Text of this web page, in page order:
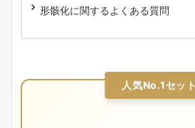
形骸化に関するよくある質問
人気No.1セット